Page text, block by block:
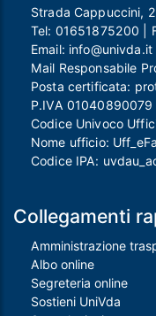
Strada Cappuccini,
Tel: 01651875200 |
Email: info@univda.it
Mail Responsabile
Posta certificata:
P.IVA 01040890079
Codice Univoco
Nome ufficio:
Codice IPA:
Collegamenti
Amministrazione
Albo online
Segreteria online
Sostieni UniVda